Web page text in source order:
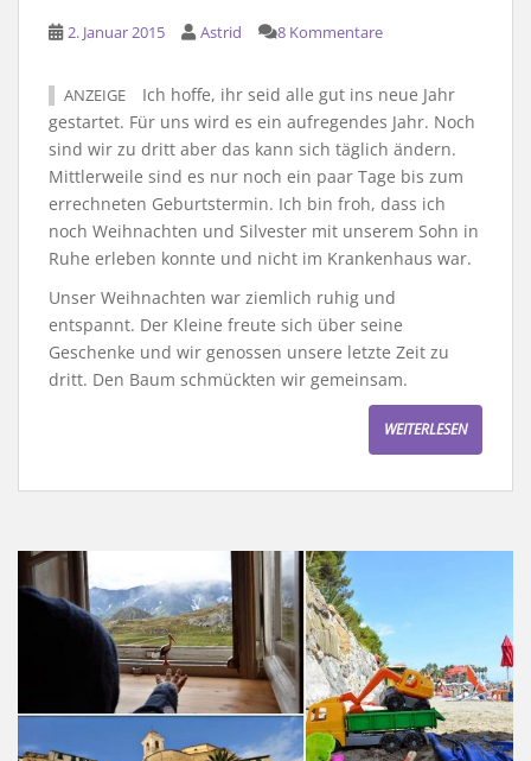
2. Januar 2015 Astrid 8 Kommentare
ANZEIGE
Ich hoffe, ihr seid alle gut ins neue Jahr
gestartet. Für uns wird es ein aufregendes Jahr. Noch
sind wir zu dritt aber das kann sich täglich ändern.
Mittlerweile sind es nur noch ein paar Tage bis zum
errechneten Geburtstermin. Ich bin froh, dass ich
noch Weihnachten und Silvester mit unserem Sohn in
Ruhe erleben konnte und nicht im Krankenhaus war.
Unser Weihnachten war ziemlich ruhig und
entspannt. Der Kleine freute sich über seine
Geschenke und wir genossen unsere letzte Zeit zu
dritt. Den Baum schmückten wir gemeinsam.
WEITERLESEN